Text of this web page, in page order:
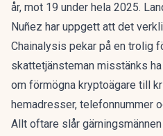
år, mot 19 under hela 2025.
Nuñez har uppgett att det
Chainalysis pekar på en trolig
skattetjänsteman misstänks
om förmögna kryptoägare till
hemadresser, telefonnummer
Allt oftare slår